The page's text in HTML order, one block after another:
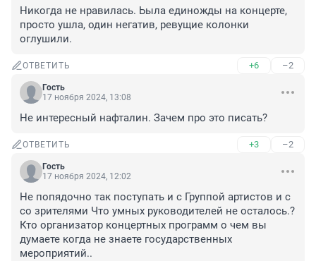
Никогда не нравилась. Ьыла единожды на концерте,
просто ушла, один негатив, ревущие колонки
оглушили.
ОТВЕТИТЬ +6 –2
Гость
17 ноября 2024, 13:08
Не интересный нафталин. Зачем про это писать?
ОТВЕТИТЬ +3 –2
Гость
17 ноября 2024, 12:02
Не попядочно так поступать и с Группой артистов и с
со зрителями Что умных руководителей не осталось.?
Кто организатор концертных программ о чем вы
думаете когда не знаете государственных
мероприятий..